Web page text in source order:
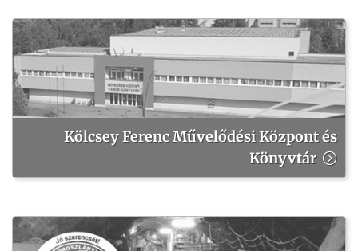
Kölcsey Ferenc Művelődési Központ és
Könyvtár